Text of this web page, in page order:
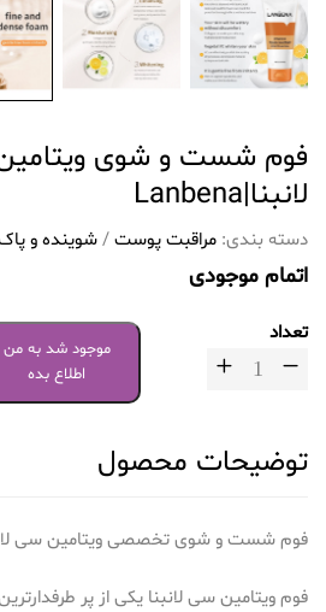
فوم شست و شوی
لانبنا|Lanbena
دسته بندی: مراقبت پوست/شوینده و
اتمام موجودی
تعداد
موجود شد به من
اطلاع بده
توضیحات محصول
فوم شست و شوی تخصصی ویتامین سی
فوم ویتامین سی لانبنا یکی از پر